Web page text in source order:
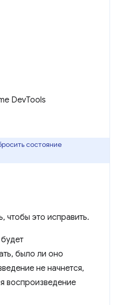
DevTools
состояние
чтобы это исправить.
было ли оно
не начнется,
воспроизведение